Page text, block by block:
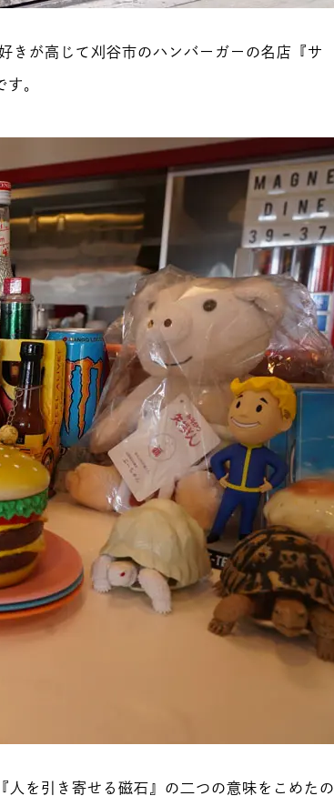
が高じて刈谷市のハンバーガーの名店『サ
。
を引き寄せる磁石』の二つの意味をこめたの